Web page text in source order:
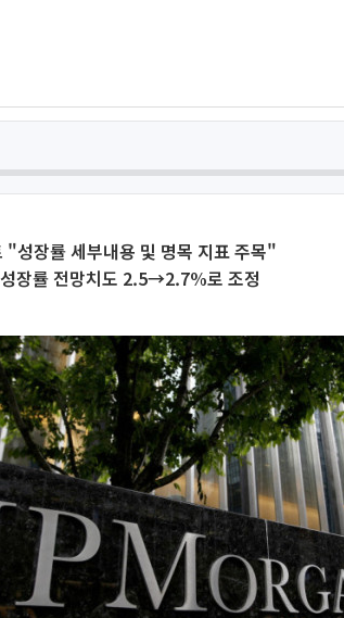
"성장률 세부내용 및 명목 지표 주목"
장률 전망치도 2.5→2.7%로 조정